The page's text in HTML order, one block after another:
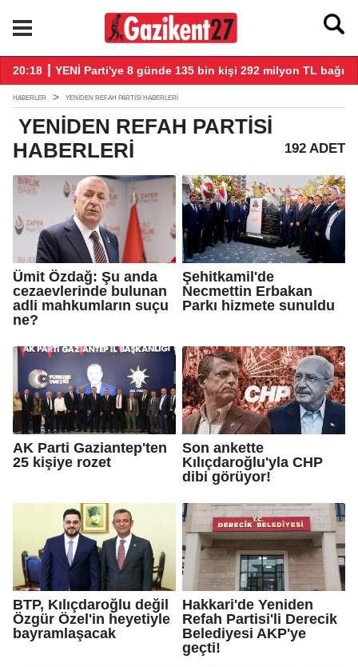
20:18 ┋ YENİ Parti'ye 8 günde 135 bin kişi 292 milyon TL bağış
HABERLER YENIDEN REFAH PARTISI HABERLERI
YENIDEN REFAH PARTISI
HABERLERI
192 ADET
Ümit Özdağ: Şu anda
cezaevlerinde bulunan
adli mahkumların suçu
ne?
Şehitkamil'de
Necmettin Erbakan
Parkı hizmete sunuldu
AK Parti Gaziantep'ten
25 kişiye rozet
Son ankette
Kılıçdaroğlu'yla CHP
dibi görüyor!
BTP, Kılıçdaroğlu değil
Özgür Özel'in heyetiyle
bayramlaşacak
Hakkari'de Yeniden
Refah Partisi'li Derecik
Belediyesi AKP'ye
geçti!